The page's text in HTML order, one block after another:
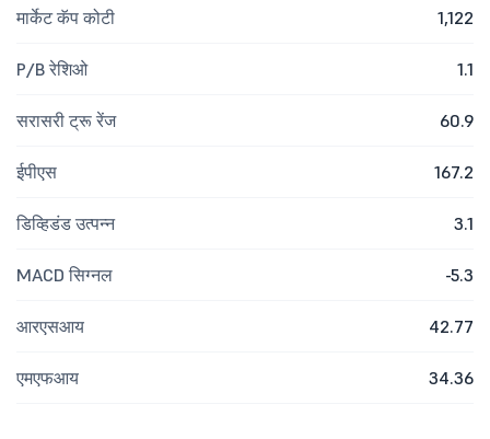
मार्केट कॅप कोटी 1,122
P/B रेशिओ 1.1
सरासरी ट्रू रेंज 60.9
ईपीएस 167.2
डिव्हिडंड उत्पन्न 3.1
MACD सिग्नल -5.3
आरएसआय 42.77
एमएफआय 34.36